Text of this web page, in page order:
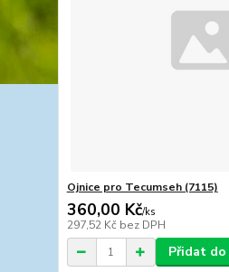
Ojnice pro Tecumseh (7115)
360,00 Kč/ks
297,52 Kč bez DPH
Přidat do